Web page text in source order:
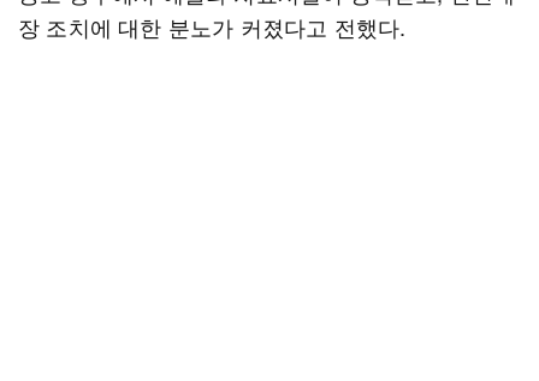
장 조치에 대한 분노가 커졌다고 전했다.